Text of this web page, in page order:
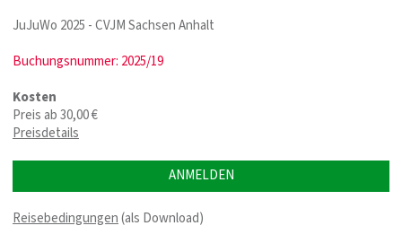
JuJuWo 2025 - CVJM Sachsen Anhalt
Buchungsnummer: 2025/19
Kosten
Preis ab 30,00 €
Preisdetails
ANMELDEN
Reisebedingungen(als Download)